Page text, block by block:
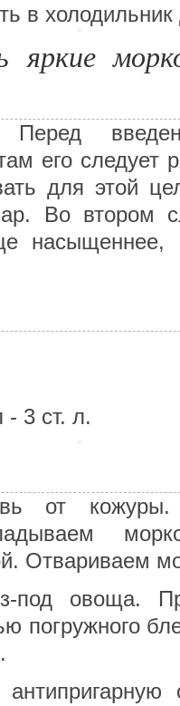
в
яркие
Перед
его следует
для этой
Во втором
- 3 ст. л.
от
Отвариваем
под овоща.
погружного